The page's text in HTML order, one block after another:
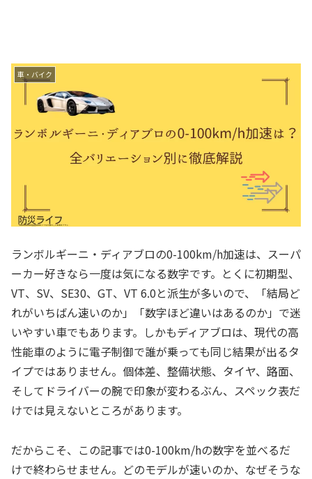
車・バイク
ランボルギーニ・ディアブロの0-100km/h加速は、スーパ
ーカー好きなら一度は気になる数字です。とくに初期型、
VT、SV、SE30、GT、VT 6.0と派生が多いので、「結局ど
れがいちばん速いのか」「数字ほど違いはあるのか」で迷
いやすい車でもあります。しかもディアブロは、現代の高
性能車のように電子制御で誰が乗っても同じ結果が出るタ
イプではありません。個体差、整備状態、タイヤ、路面、
そしてドライバーの腕で印象が変わるぶん、スペック表だ
けでは見えないところがあります。
だからこそ、この記事では0-100km/hの数字を並べるだ
けで終わらせません。どのモデルが速いのか、なぜそうな